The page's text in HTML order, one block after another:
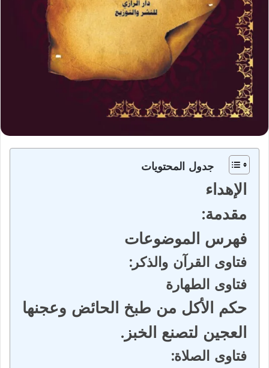
جدول المحتويات
الإهداء
مقدمة:
فهرس الموضوعات
فتاوى القرآن والذكر:
فتاوى الطهارة
حكم الأكل من طبخ الحائض وعجنها
العجين لتصنع الخبز.
فتاوى الصلاة: